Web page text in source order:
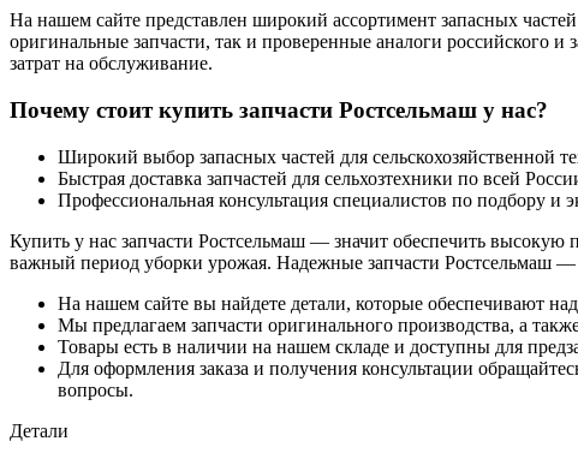
На нашем сайте представлен широкий ассортимент запасных
оригинальные запчасти, так и проверенные аналоги российского
затрат на обслуживание.
Почему стоит купить запчасти Ростсельмаш у нас?
Широкий выбор запасных частей для
Быстрая доставка запчастей для сельхозтехники по всей
Профессиональная консультация специалистов по подбору и
Купить у нас запчасти Ростсельмаш — значит обеспечить высокую
важный период уборки урожая. Надежные запчасти Ростсельмаш —
На нашем сайте вы найдете детали, которые обеспечивают
Мы предлагаем запчасти оригинального производства, а
Товары есть в наличии на нашем складе и доступны для
Для оформления заказа и получения консультации
вопросы.
Детали